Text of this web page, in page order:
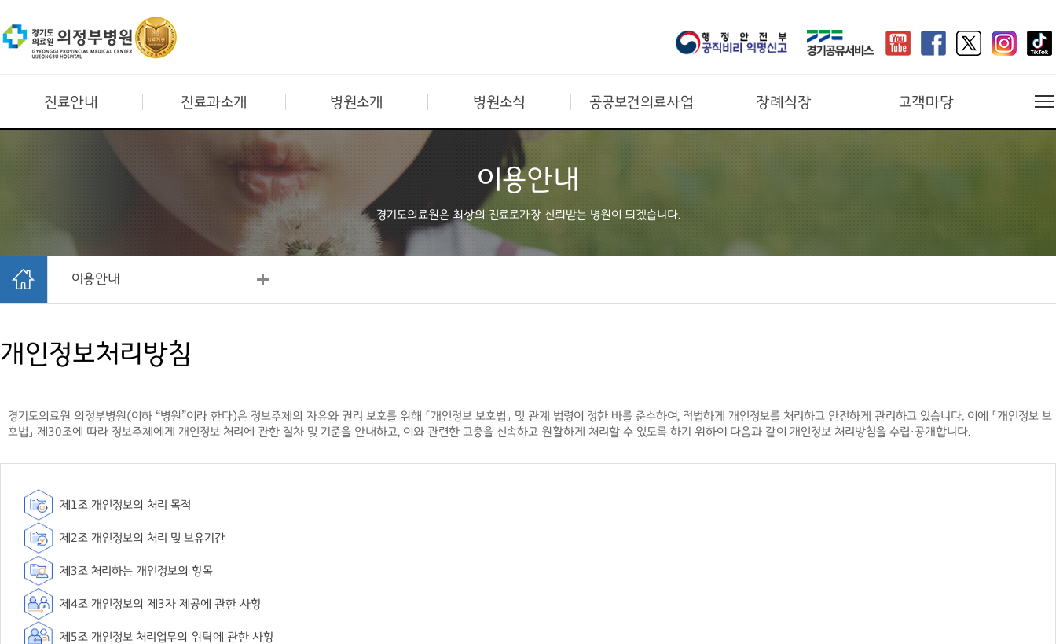
진료안내 진료과소개 병원소개 병원소식 공공보건의료사업 장례식장 고객마당
이용안내
경기도의료원은 최상의 진료로가장 신뢰받는 병원이 되겠습니다.
이용안내
개인정보처리방침
경기도의료원 의정부병원(이하 “병원”이라 한다)은 정보주체의 자유와 권리 보호를 위해 「개인정보 보호법」 및 관계 법령이 정한 바를 준수하여, 적법하게 개인정보를 처리하고 안전하게 관리하고 있습니다. 이에 「개인정보 보
호법」 제30조에 따라 정보주체에게 개인정보 처리에 관한 절차 및 기준을 안내하고, 이와 관련한 고충을 신속하고 원활하게 처리할 수 있도록 하기 위하여 다음과 같이 개인정보 처리방침을 수립·공개합니다.
제1조 개인정보의 처리 목적
제2조 개인정보의 처리 및 보유기간
제3조 처리하는 개인정보의 항목
제4조 개인정보의 제3자 제공에 관한 사항
제5조 개인정보 처리업무의 위탁에 관한 사항